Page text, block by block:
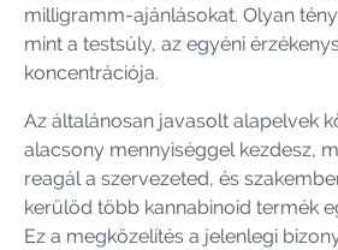
milligramm-ajánlásokat. Olyan
mint a testsúly, az egyéni
koncentrációja.
Az általánosan javasolt alapelvek
alacsony mennyiséggel kezdesz,
reagál a szervezeted, és
kerülöd több kannabinoid termék
Ez a megközelítés a jelenlegi